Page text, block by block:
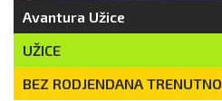
Avantura Užice
UŽICE
BEZ RODJENDANA TRENUTNO